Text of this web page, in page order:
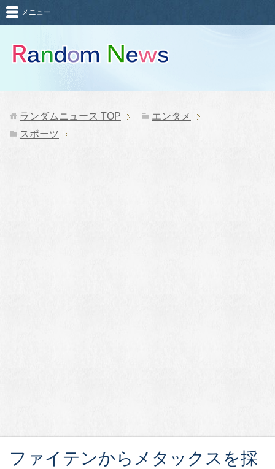
メニュー
ランダムニュース TOP
エンタメ
スポーツ
ファイテンからメタックスを採